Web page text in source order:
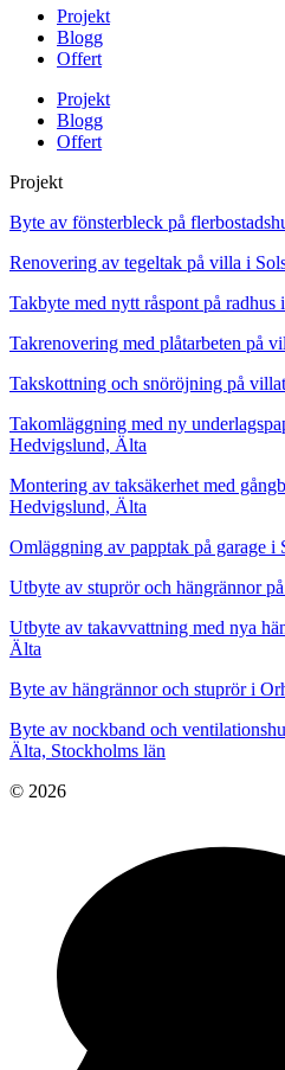
Projekt
Blogg
Offert
Projekt
Blogg
Offert
Projekt
Byte av fönsterbleck på
Renovering av tegeltak på villa i
Takbyte med nytt råspont på radhus
Takrenovering med plåtarbeten på
Takskottning och snöröjning på
Takomläggning med ny
Hedvigslund, Älta
Montering av taksäkerhet med
Hedvigslund, Älta
Omläggning av papptak på garage i
Utbyte av stuprör och hängrännor
Utbyte av takavvattning med nya
Älta
Byte av hängrännor och stuprör i
Byte av nockband och
Älta, Stockholms län
© 2026